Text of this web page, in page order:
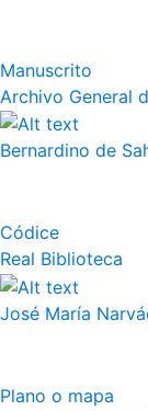
Manuscrito
Archivo General
Bernardino de
Códice
Real Biblioteca
José María
Plano o mapa